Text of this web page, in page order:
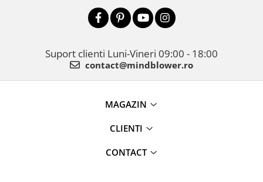
Suport clienti Luni-Vineri 09:00 - 18:00
contact@mindblower.ro
MAGAZIN
CLIENTI
CONTACT